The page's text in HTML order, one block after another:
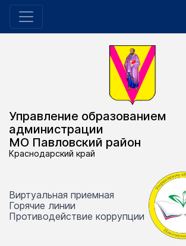
Управление образованием
администрации
МО Павловский район
Краснодарский край
Виртуальная приемная
Горячие линии
Противодействие коррупции